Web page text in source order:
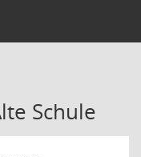
Schule